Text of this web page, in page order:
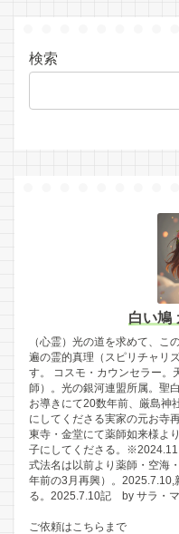
検索
白い鳩
（心霊）光の道を求めて、こ
遍の霊的真理（スピリチャリ
す。 コスモ・カウンセラー。
師）。光の銀河連盟所属。聖
お導きにて20数年前、厳島神
にしてくださる実家の元お寺
東寺・金堂にて薬師如来様よ
子にしてくださる。
式法名は以前より薬師・空海
年前の3月再興）。
る。2025.7.10記 by サラ・
ご依頼はこちらまで